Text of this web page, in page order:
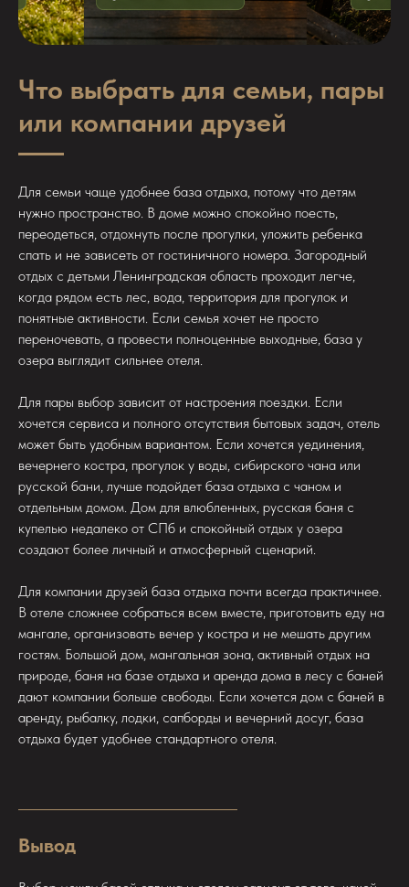
Что выбрать для семьи, пары
или компании друзей
Для семьи чаще удобнее база отдыха, потому что детям
нужно пространство. В доме можно спокойно поесть,
переодеться, отдохнуть после прогулки, уложить ребенка
спать и не зависеть от гостиничного номера. Загородный
отдых с детьми Ленинградская область проходит легче,
когда рядом есть лес, вода, территория для прогулок и
понятные активности. Если семья хочет не просто
переночевать, а провести полноценные выходные, база у
озера выглядит сильнее отеля.
Для пары выбор зависит от настроения поездки. Если
хочется сервиса и полного отсутствия бытовых задач, отель
может быть удобным вариантом. Если хочется уединения,
вечернего костра, прогулок у воды, сибирского чана или
русской бани, лучше подойдет база отдыха с чаном и
отдельным домом. Дом для влюбленных, русская баня с
купелью недалеко от СПб и спокойный отдых у озера
создают более личный и атмосферный сценарий.
Для компании друзей база отдыха почти всегда практичнее.
В отеле сложнее собраться всем вместе, приготовить еду на
мангале, организовать вечер у костра и не мешать другим
гостям. Большой дом, мангальная зона, активный отдых на
природе, баня на базе отдыха и аренда дома в лесу с баней
дают компании больше свободы. Если хочется дом с баней в
аренду, рыбалку, лодки, сапборды и вечерний досуг, база
отдыха будет удобнее стандартного отеля.
Вывод